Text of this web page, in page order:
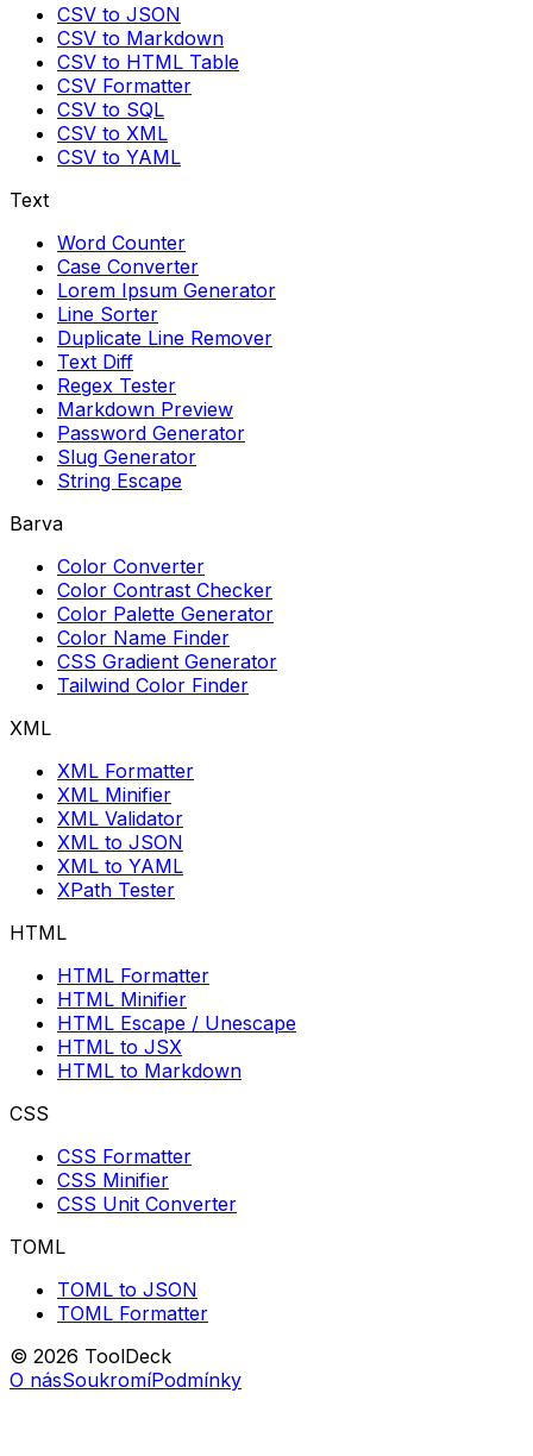
CSV to JSON
CSV to Markdown
CSV to HTML Table
CSV Formatter
CSV to SQL
CSV to XML
CSV to YAML
Text
Word Counter
Case Converter
Lorem Ipsum Generator
Line Sorter
Duplicate Line Remover
Text Diff
Regex Tester
Markdown Preview
Password Generator
Slug Generator
String Escape
Barva
Color Converter
Color Contrast Checker
Color Palette Generator
Color Name Finder
CSS Gradient Generator
Tailwind Color Finder
XML
XML Formatter
XML Minifier
XML Validator
XML to JSON
XML to YAML
XPath Tester
HTML
HTML Formatter
HTML Minifier
HTML Escape / Unescape
HTML to JSX
HTML to Markdown
CSS
CSS Formatter
CSS Minifier
CSS Unit Converter
TOML
TOML to JSON
TOML Formatter
© 2026 ToolDeck
O násSoukromíPodmínky